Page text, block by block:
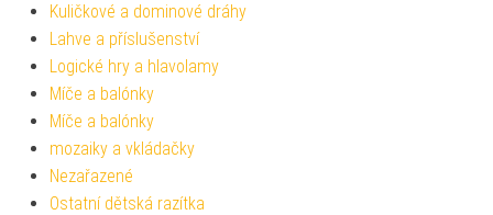
Kuličkové a dominové dráhy
Lahve a příslušenství
Logické hry a hlavolamy
Míče a balónky
Míče a balónky
mozaiky a vkládačky
Nezařazené
Ostatní dětská razítka